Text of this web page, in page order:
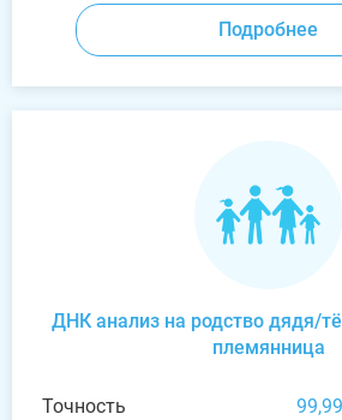
Подробнее
ДНК анализ на родство дядя/
племянница
Точность